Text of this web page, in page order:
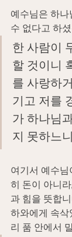
예수님은 하나
수 없다고 하
한 사람이
할 것이니
를 사랑하
기고 저를
가 하나님
지 못하느
여기서 예수님
히 돈이 아니
과 힘을 뜻합
하와에게 속삭
리 품 안에서